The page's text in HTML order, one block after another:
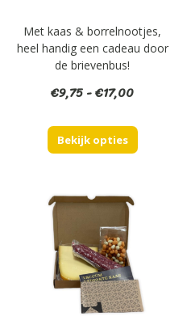
Met kaas & borrelnootjes,
heel handig een cadeau door
de brievenbus!
€9,75-€17,00Prijsklasse:
tot
Bekijk opties